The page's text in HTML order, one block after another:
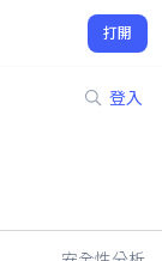
打開
登入